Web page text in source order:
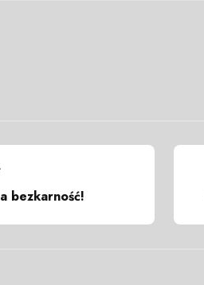
bezkarność!